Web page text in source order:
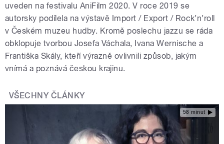
uveden na festivalu AniFilm 2020. V roce 2019 se
autorsky podílela na výstavě Import / Export / Rock’n’roll
v Českém muzeu hudby. Kromě poslechu jazzu se ráda
obklopuje tvorbou Josefa Váchala, Ivana Wernische a
Františka Skály, kteří výrazně ovlivnili způsob, jakým
vnímá a poznává českou krajinu.
VŠECHNY ČLÁNKY
58 minut